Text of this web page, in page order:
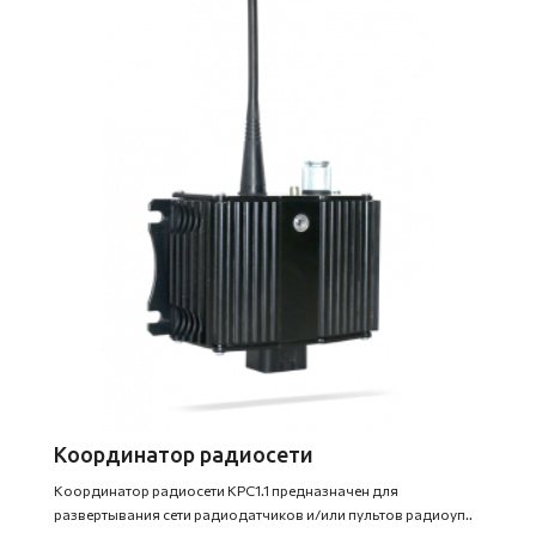
Координатор радиосети
Координатор радиосети КРС1.1 предназначен для
развертывания сети радиодатчиков и/или пультов радиоуп..